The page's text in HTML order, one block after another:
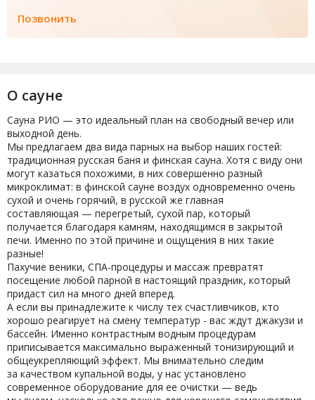
Позвонить
О сауне
Сауна РИО — это идеальный план на свободный вечер или
выходной день.
Мы предлагаем два вида парных на выбор наших гостей:
традиционная русская баня и финская сауна. Хотя с виду они
могут казаться похожими, в них совершенно разный
микроклимат: в финской сауне воздух одновременно очень
сухой и очень горячий, в русской же главная
составляющая — перегретый, сухой пар, который
получается благодаря камням, находящимся в закрытой
печи. Именно по этой причине и ощущения в них такие
разные!
Пахучие веники, СПА-процедуры и массаж превратят
посещение любой парной в настоящий праздник, который
придаст сил на много дней вперед.
А если вы принадлежите к числу тех счастливчиков, кто
хорошо реагирует на смену температур - вас ждут джакузи и
бассейн. Именно контрастным водным процедурам
приписывается максимально выраженный тонизирующий и
общеукрепляющий эффект. Мы внимательно следим
за качеством купальной воды, у нас установлено
современное оборудование для ее очистки — ведь